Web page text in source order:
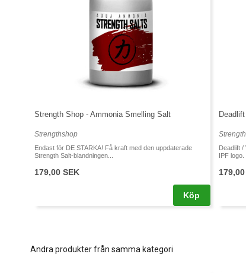
Strength Shop - Ammonia Smelling Salt
Strengthshop
Endast för DE STARKA! Få kraft med den uppdaterade
Strength Salt-blandningen...
179,00 SEK
Köp
Deadlift
IPF
Andra produkter från samma kategori